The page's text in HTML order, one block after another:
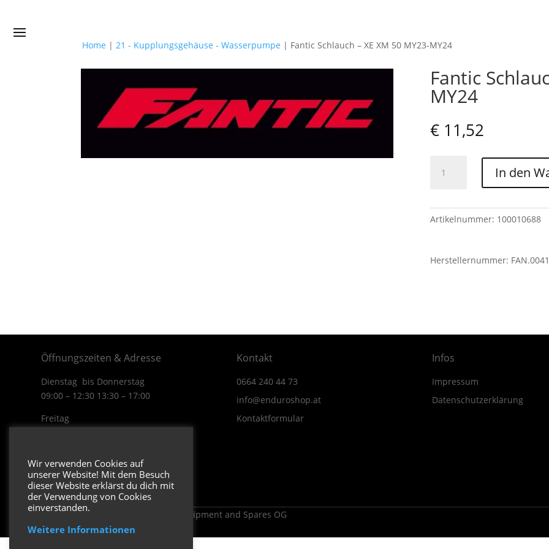
Home |21 - Kupplungsgehäuse - Wasserpumpe | Fantic Schlauch – XE XM 50 MY23-MY24
Fantic
MY24
€11,52
Schlauch
XM
MY24
In den
Artikelnummer: 100010688
Herstellernummer:
Öffnungszeiten & Adresse
Dienstag bis Donnerstag
09:00 – 12:30 13:30 – 17:00
Freitag
3170 Hainfeld
In Google Maps öffnen.
Kontakt
0664 240 44 73
info@enduroshop.at
Kontaktformular
Infos
Impressum
Datenschutzerklärung
Copyright 2026 ENDUROSHOP.at Equipment and Spares OG
Wir verwenden Cookies auf
unserer Website! Mit dem Besuch
dieser Website erklärst du dich mit
der Verwendung von Cookies
einverstanden.
Weitere Informationen